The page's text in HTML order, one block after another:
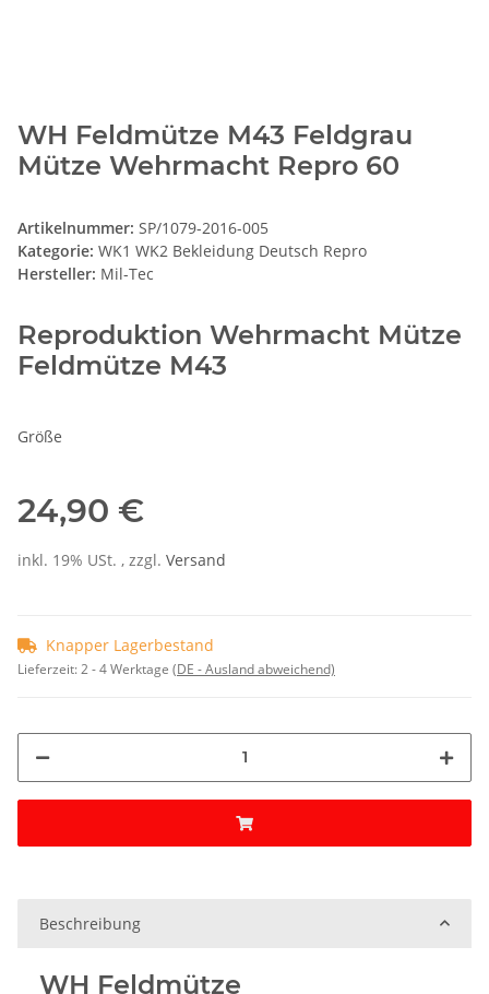
WH Feldmütze M43 Feldgrau
Mütze Wehrmacht Repro 60
Artikelnummer: SP/1079-2016-005
Kategorie: WK1 WK2 Bekleidung Deutsch Repro
Hersteller: Mil-Tec
Reproduktion Wehrmacht Mütze
Feldmütze M43
Größe
24,90 €
inkl. 19% USt. , zzgl. Versand
Knapper Lagerbestand
Lieferzeit:2 - 4 Werktage (DE - Ausland abweichend)
Beschreibung
WH Feldmütze